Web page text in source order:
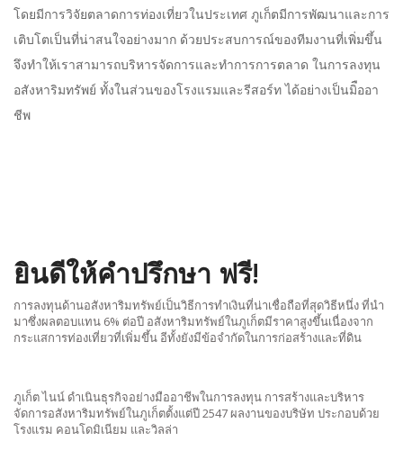
โดยมีการวิจัยตลาดการท่องเที่ยวในประเทศ ภูเก็ตมีการพัฒนาและการ
เติบโตเป็นที่น่าสนใจอย่างมาก ด้วยประสบการณ์ของทีมงานที่เพิ่มขึ้น
จึงทำให้เราสามารถบริหารจัดการและทำการการตลาด ในการลงทุน
อสังหาริมทรัพย์ ทั้งในส่วนของโรงแรมและรีสอร์ท ได้อย่างเป็นมิืออา
ชีพ
ยินดีให้คำปรึกษา ฟรี!
การลงทุนด้านอสังหาริมทรัพย์เป็นวิธีการทำเงินที่น่าเชื่อถือที่สุดวิธีหนึ่ง ที่นำ
มาซึ่งผลตอบแทน 6% ต่อปี อสังหาริมทรัพย์ในภูเก็ตมีราคาสูงขึ้นเนื่องจาก
กระแสการท่องเที่ยวที่เพิ่มขึ้น อีทั้งยังมีข้อจำกัดในการก่อสร้างและที่ดิน
ภูเก็ต ไนน์ ดำเนินธุรกิจอย่างมืออาชีพในการลงทุน การสร้างและบริหาร
จัดการอสังหาริมทรัพย์ในภูเก็ตตั้งแต่ปี 2547 ผลงานของบริษัท ประกอบด้วย
โรงแรม คอนโดมิเนียม และวิลล่า